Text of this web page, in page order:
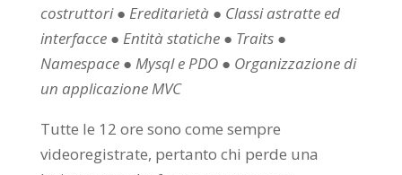
costruttori ● Ereditarietà ● Classi astratte ed
interfacce ● Entità statiche ● Traits ●
Namespace ● Mysql e PDO ● Organizzazione di
un applicazione MVC
Tutte le 12 ore sono come sempre
videoregistrate, pertanto chi perde una